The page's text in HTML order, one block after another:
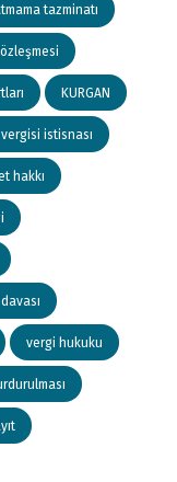
tazminatı
KURGAN
istisnası
hakkı
vergi hukuku